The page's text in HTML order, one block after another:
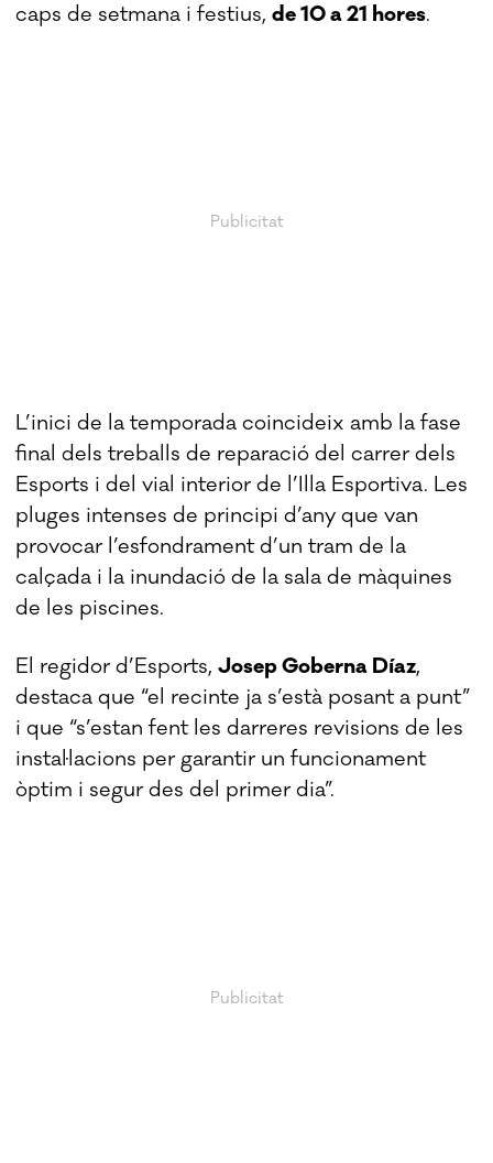
caps de setmana i festius,de 10 a 21 hores.
L’inici de la temporada coincideix amb la fase
final dels treballs de reparació del carrer dels
Esports i del vial interior de l’Illa Esportiva. Les
pluges intenses de principi d’any que van
provocar l’esfondrament d’un tram de la
calçada i la inundació de la sala de màquines
de les piscines.
El regidor d’Esports,Josep Goberna Díaz,
destaca que “el recinte ja s’està posant a punt”
i que “s’estan fent les darreres revisions de les
instal·lacions per garantir un funcionament
òptim i segur des del primer dia”.